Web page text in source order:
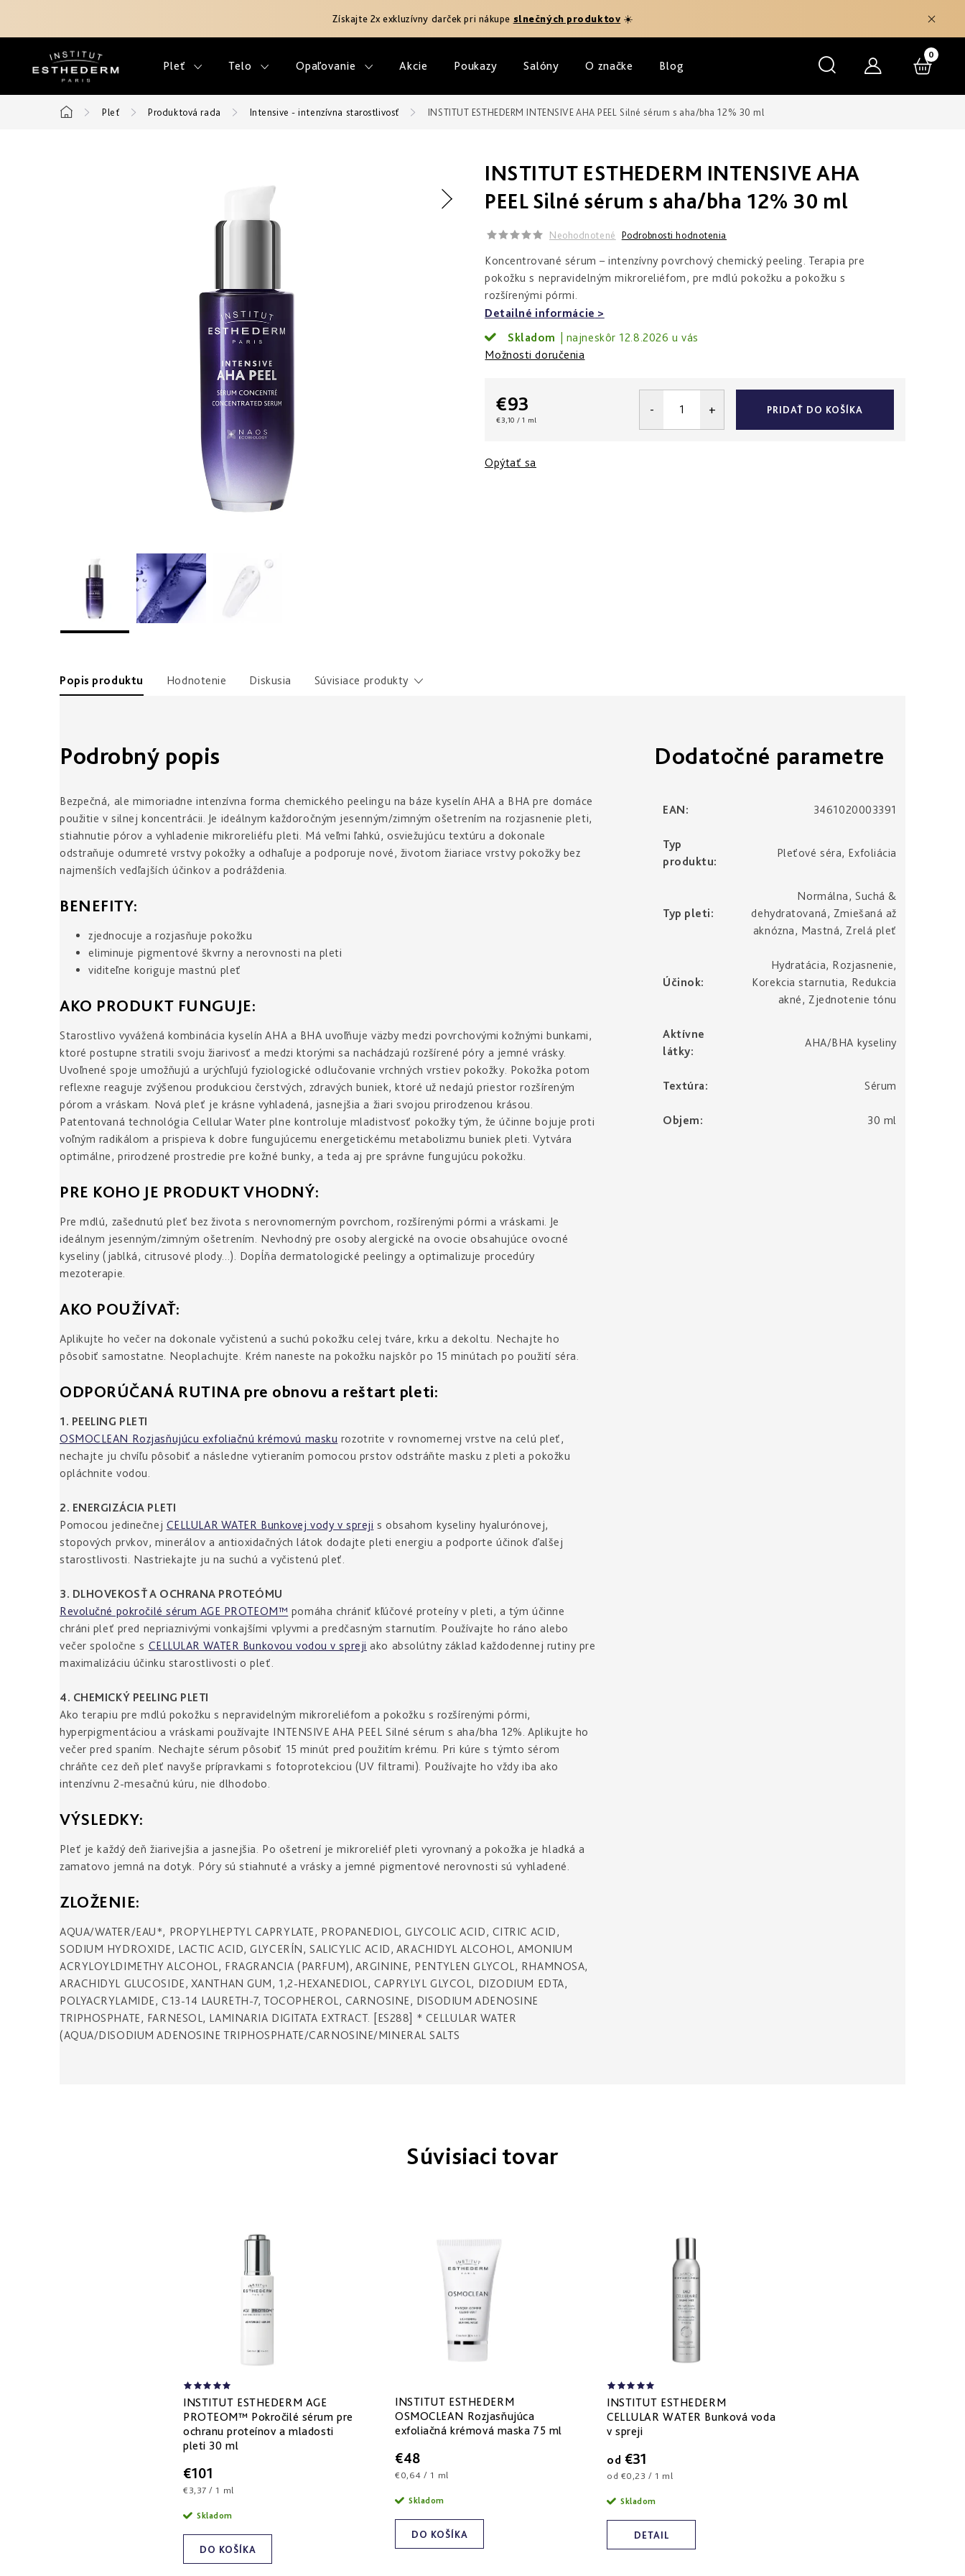
obsah
Získajte 2x exkluzívny darček pri nákupe slnečných produktov ☀️
Pleť Telo Opaľovanie Akcie Poukazy Salóny O značke Blog
Domov
Pleť Produktová rada Intensive - intenzívna starostlivosť INSTITUT ESTHEDERM INTENSIVE AHA PEEL Silné sérum s aha/bha 12% 30 ml
INSTITUT ESTHEDERM INTENSIVE AHA
PEEL Silné sérum s aha/bha 12% 30 ml
Neohodnotené Podrobnosti hodnotenia
Koncentrované sérum – intenzívny povrchový chemický peeling. Terapia pre
pokožku s nepravidelným mikroreliéfom, pre mdlú pokožku a pokožku s
rozšírenými pórmi.
Detailné informácie
Skladom
12.8.2026
Možnosti doručenia
€93
Jednotková
€3,10 / 1 ml
PRIDAŤ DO KOŠÍKA
Opýtať sa
Popis produktu Hodnotenie Diskusia Súvisiace produkty
Podrobný popis
Bezpečná, ale mimoriadne intenzívna forma chemického peelingu na báze kyselín AHA a BHA pre domáce
použitie v silnej koncentrácii. Je ideálnym každoročným jesenným/zimným ošetrením na rozjasnenie pleti,
stiahnutie pórov a vyhladenie mikroreliéfu pleti. Má veľmi ľahkú, osviežujúcu textúru a dokonale
odstraňuje odumreté vrstvy pokožky a odhaľuje a podporuje nové, životom žiariace vrstvy pokožky bez
najmenších vedľajších účinkov a podráždenia.
BENEFITY:
zjednocuje a rozjasňuje pokožku
eliminuje pigmentové škvrny a nerovnosti na pleti
viditeľne koriguje mastnú pleť
AKO PRODUKT FUNGUJE:
Starostlivo vyvážená kombinácia kyselín AHA a BHA uvoľňuje väzby medzi povrchovými kožnými bunkami,
ktoré postupne stratili svoju žiarivosť a medzi ktorými sa nachádzajú rozšírené póry a jemné vrásky.
Uvoľnené spoje umožňujú a urýchľujú fyziologické odlučovanie vrchných vrstiev pokožky. Pokožka potom
reflexne reaguje zvýšenou produkciou čerstvých, zdravých buniek, ktoré už nedajú priestor rozšíreným
pórom a vráskam. Nová pleť je krásne vyhladená, jasnejšia a žiari svojou prirodzenou krásou.
Patentovaná technológia Cellular Water plne kontroluje mladistvosť pokožky tým, že účinne bojuje proti
voľným radikálom a prispieva k dobre fungujúcemu energetickému metabolizmu buniek pleti. Vytvára
optimálne, prirodzené prostredie pre kožné bunky, a teda aj pre správne fungujúcu pokožku.
PRE KOHO JE PRODUKT VHODNÝ:
Pre mdlú, zašednutú pleť bez života s nerovnomerným povrchom, rozšírenými pórmi a vráskami. Je
ideálnym jesenným/zimným ošetrením. Nevhodný pre osoby alergické na ovocie obsahujúce ovocné
kyseliny (jablká, citrusové plody...). Dopĺňa dermatologické peelingy a optimalizuje procedúry
mezoterapie.
AKO POUŽÍVAŤ:
Aplikujte ho večer na dokonale vyčistenú a suchú pokožku celej tváre, krku a dekoltu. Nechajte ho
pôsobiť samostatne. Neoplachujte. Krém naneste na pokožku najskôr po 15 minútach po použití séra.
ODPORÚČANÁ RUTINA pre obnovu a reštart pleti:
1. PEELING PLETI
OSMOCLEAN Rozjasňujúcu exfoliačnú krémovú masku rozotrite v rovnomernej vrstve na celú pleť,
nechajte ju chvíľu pôsobiť a následne vytieraním pomocou prstov odstráňte masku z pleti a pokožku
opláchnite vodou.
2. ENERGIZÁCIA PLETI
Pomocou jedinečnej CELLULAR WATER Bunkovej vody v spreji s obsahom kyseliny hyalurónovej,
stopových prvkov, minerálov a antioxidačných látok dodajte pleti energiu a podporte účinok ďalšej
starostlivosti. Nastriekajte ju na suchú a vyčistenú pleť.
3. DLHOVEKOSŤ A OCHRANA PROTEÓMU
Revolučné pokročilé sérum AGE PROTEOM™ pomáha chrániť kľúčové proteíny v pleti, a tým účinne
chráni pleť pred nepriaznivými vonkajšími vplyvmi a predčasným starnutím. Používajte ho ráno alebo
večer spoločne s CELLULAR WATER Bunkovou vodou v spreji ako absolútny základ každodennej rutiny pre
maximalizáciu účinku starostlivosti o pleť.
4. CHEMICKÝ PEELING PLETI
Ako terapiu pre mdlú pokožku s nepravidelným mikroreliéfom a pokožku s rozšírenými pórmi,
hyperpigmentáciou a vráskami používajte INTENSIVE AHA PEEL Silné sérum s aha/bha 12%. Aplikujte ho
večer pred spaním. Nechajte sérum pôsobiť 15 minút pred použitím krému. Pri kúre s týmto sérom
chráňte cez deň pleť navyše prípravkami s fotoprotekciou (UV filtrami). Používajte ho vždy iba ako
intenzívnu 2-mesačnú kúru, nie dlhodobo.
VÝSLEDKY:
Pleť je každý deň žiarivejšia a jasnejšia. Po ošetrení je mikroreliéf pleti vyrovnaný a pokožka je hladká a
zamatovo jemná na dotyk. Póry sú stiahnuté a vrásky a jemné pigmentové nerovnosti sú vyhladené.
ZLOŽENIE:
AQUA/WATER/EAU*, PROPYLHEPTYL CAPRYLATE, PROPANEDIOL, GLYCOLIC ACID, CITRIC ACID,
SODIUM HYDROXIDE, LACTIC ACID, GLYCERÍN, SALICYLIC ACID, ARACHIDYL ALCOHOL, AMONIUM
ACRYLOYLDIMETHY ALCOHOL, FRAGRANCIA (PARFUM), ARGININE, PENTYLEN GLYCOL, RHAMNOSA,
ARACHIDYL GLUCOSIDE, XANTHAN GUM, 1,2-HEXANEDIOL, CAPRYLYL GLYCOL, DIZODIUM EDTA,
POLYACRYLAMIDE, C13-14 LAURETH-7, TOCOPHEROL, CARNOSINE, DISODIUM ADENOSINE
TRIPHOSPHATE, FARNESOL, LAMINARIA DIGITATA EXTRACT. [ES288] * CELLULAR WATER
(AQUA/DISODIUM ADENOSINE TRIPHOSPHATE/CARNOSINE/MINERAL SALTS
Dodatočné parametre
EAN: 3461020003391
Typ
produktu:
Pleťové séra, Exfoliácia
Typ pleti:
Normálna, Suchá &
dehydratovaná, Zmiešaná až
aknózna, Mastná, Zrelá pleť
Účinok:
Hydratácia, Rozjasnenie,
Korekcia starnutia, Redukcia
akné, Zjednotenie tónu
Aktívne
látky:
AHA/BHA kyseliny
Textúra: Sérum
Objem: 30 ml
Súvisiaci tovar
INSTITUT ESTHEDERM AGE
PROTEOM™ Pokročilé sérum pre
ochranu proteínov a mladosti
pleti 30 ml
€101
Jednotková
€3,37 / 1 ml
DO KOŠÍKA
Skladom
INSTITUT ESTHEDERM
OSMOCLEAN Rozjasňujúca
exfoliačná krémová maska 75 ml
€48
Jednotková
€0,64 / 1 ml
DO KOŠÍKA
Skladom
INSTITUT ESTHEDERM
CELLULAR WATER Bunková voda
v spreji
od €31
Jednotková
od €0,23 / 1 ml
DETAIL
Skladom